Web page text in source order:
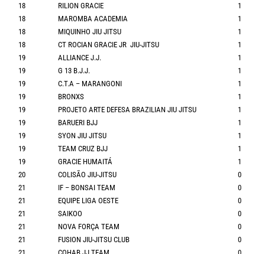
18
RILION GRACIE
1
18
MAROMBA ACADEMIA
1
18
MIQUINHO JIU JITSU
1
18
CT ROCIAN GRACIE JR JIU-JITSU
1
19
ALLIANCE J.J.
1
19
G 13 B.J.J.
1
19
C.T.A – MARANGONI
1
19
BRONXS
1
19
PROJETO ARTE DEFESA BRAZILIAN JIU JITSU
1
19
BARUERI BJJ
1
19
SYON JIU JITSU
1
19
TEAM CRUZ BJJ
1
19
GRACIE HUMAITÁ
1
20
COLISÃO JIU-JITSU
0
21
IF – BONSAI TEAM
0
21
EQUIPE LIGA OESTE
0
21
SAIKOO
0
21
NOVA FORÇA TEAM
0
21
FUSION JIU-JITSU CLUB
0